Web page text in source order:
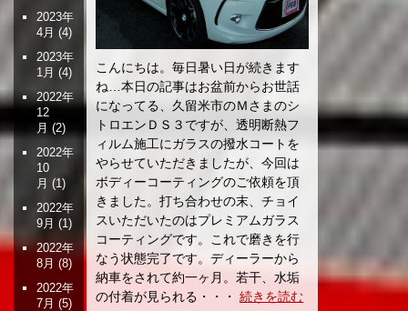
こんにちは。毎日暑い日が続きます
ね…本日の記事はお盆前からお世話
になってる、久留米市のＭさまのシ
トロエンＤＳ３ですが、透明断熱フ
ィルム施工にガラスの撥水コートを
やらせていただきましたが、今回は
ボディーコーティングのご依頼を頂
きました。打ち合わせの末、チョイ
スいただいたのはプレミアムガラス
コーティングです。これで磨きを行
なう状態完了です。ディーラーから
納車をされて約一ヶ月。若干、水垢
の付着が見られる・・・続きを読む
2023年
4月 (4)
2023年
1月 (4)
2022年
12
月 (2)
2022年
10
月 (1)
2022年
9月 (1)
2022年
8月 (8)
2022年
7月 (5)